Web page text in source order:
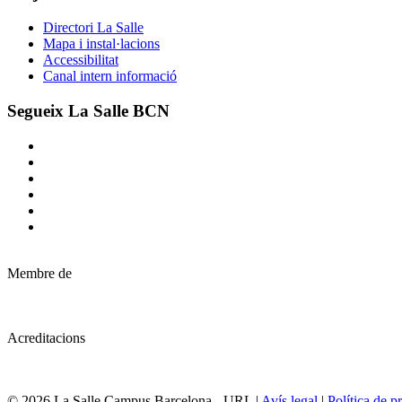
Directori La Salle
Mapa i instal·lacions
Accessibilitat
Canal intern informació
Segueix La Salle BCN
Membre de
Acreditacions